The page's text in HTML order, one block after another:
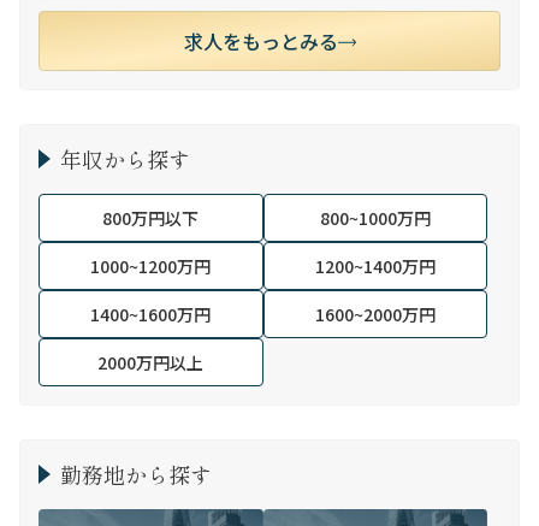
求人をもっとみる
年収から探す
800万円以下
800~1000万円
1000~1200万円
1200~1400万円
1400~1600万円
1600~2000万円
2000万円以上
勤務地から探す